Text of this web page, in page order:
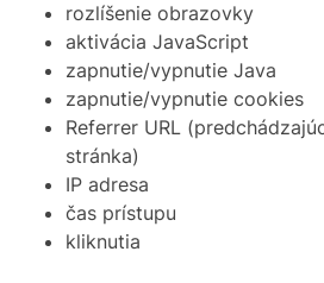
rozlíšenie obrazovky
aktivácia JavaScript
zapnutie/vypnutie Java
zapnutie/vypnutie cookies
Referrer URL
stránka)
IP adresa
čas prístupu
kliknutia